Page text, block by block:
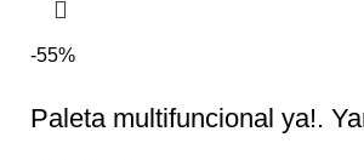
-55%
Paleta multifuncional ya!.